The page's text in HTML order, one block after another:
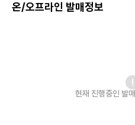
온/오프라인 발매정보
현재 진행중인 발매